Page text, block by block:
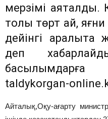
мерзімі
толық төрт ай,
дейінгі аралықта
деп
taldykorgan-
Айталық,Оқу-ағарту